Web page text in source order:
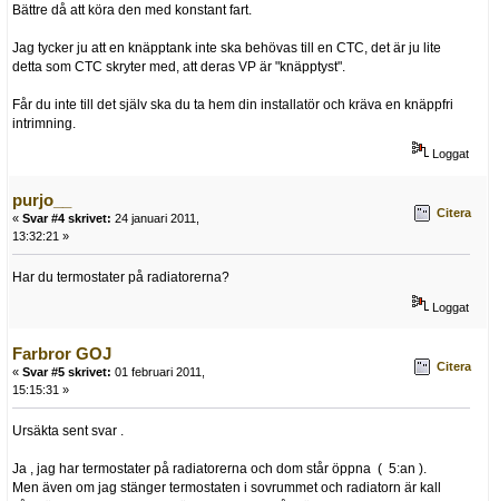
Bättre då att köra den med konstant fart.
Jag tycker ju att en knäpptank inte ska behövas till en CTC, det är ju lite
detta som CTC skryter med, att deras VP är "knäpptyst".
Får du inte till det själv ska du ta hem din installatör och kräva en knäppfri
intrimning.
Loggat
purjo__
« Svar #4 skrivet: 24 januari 2011,
13:32:21 »
Citera
Har du termostater på radiatorerna?
Loggat
Farbror GOJ
« Svar #5 skrivet: 01 februari 2011,
15:15:31 »
Citera
Ursäkta sent svar .
Ja , jag har termostater på radiatorerna och dom står öppna ( 5:an ).
Men även om jag stänger termostaten i sovrummet och radiatorn är kall